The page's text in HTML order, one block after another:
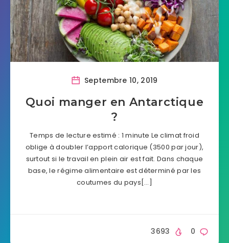
Septembre 10, 2019
Quoi manger en Antarctique
?
Temps de lecture estimé : 1 minute Le climat froid
oblige à doubler l’apport calorique (3500 par jour),
surtout si le travail en plein air est fait. Dans chaque
base, le régime alimentaire est déterminé par les
coutumes du pays[…]
0
3693